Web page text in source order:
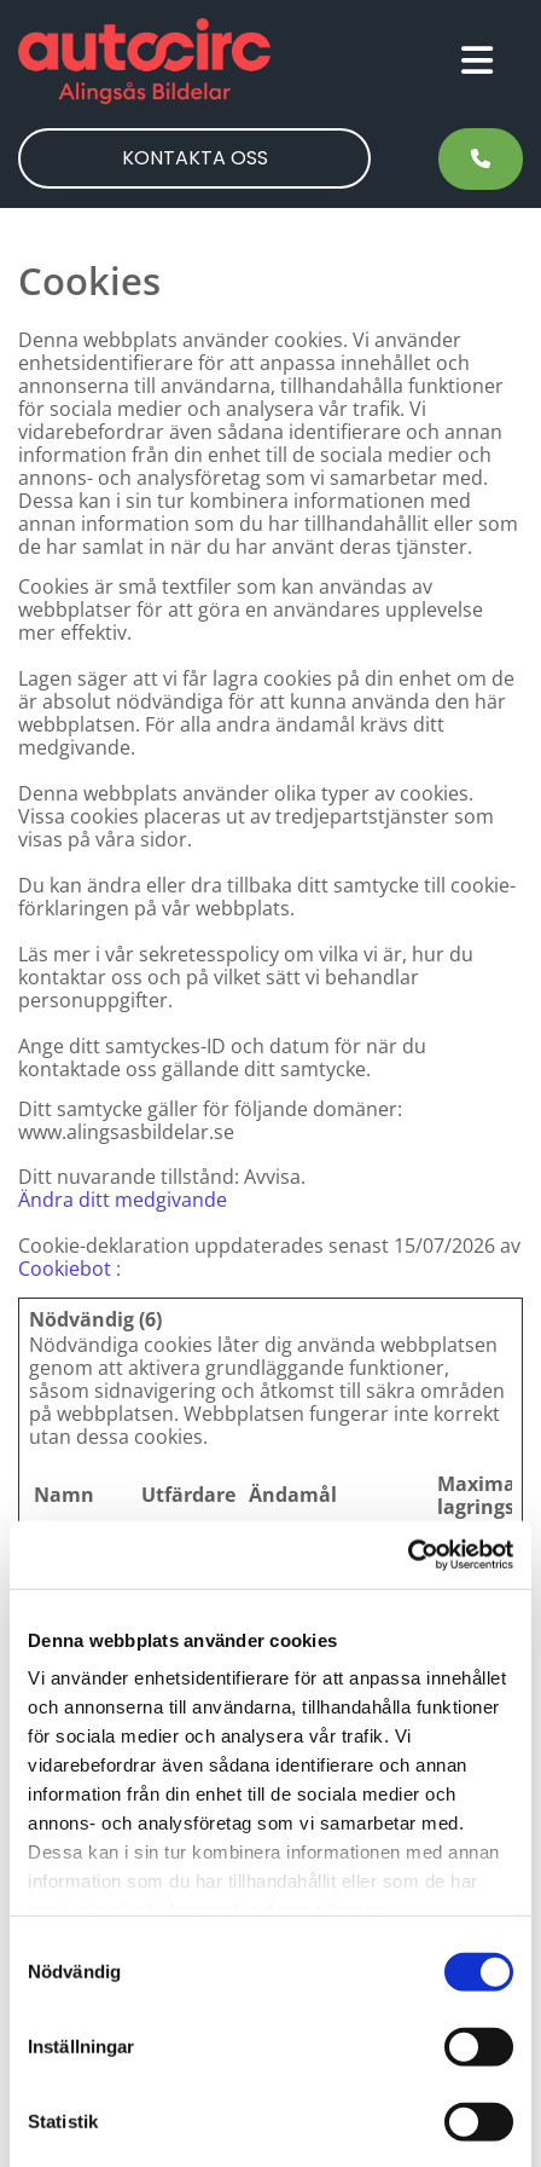
Denna webbplats använder cookies
Vi använder enhetsidentifierare för att anpassa innehållet
och annonserna till användarna, tillhandahålla funktioner
för sociala medier och analysera vår trafik. Vi
vidarebefordrar även sådana identifierare och annan
information från din enhet till de sociala medier och
annons- och analysföretag som vi samarbetar med.
Dessa kan i sin tur kombinera informationen med annan
information som du har tillhandahållit eller som de har
Nödvändig
Inställningar
Statistik
KONTAKTA OSS
Cookies
Denna webbplats använder cookies. Vi använder
enhetsidentifierare för att anpassa innehållet och
annonserna till användarna, tillhandahålla funktioner
för sociala medier och analysera vår trafik. Vi
vidarebefordrar även sådana identifierare och annan
information från din enhet till de sociala medier och
annons- och analysföretag som vi samarbetar med.
Dessa kan i sin tur kombinera informationen med
annan information som du har tillhandahållit eller som
de har samlat in när du har använt deras tjänster.
Cookies är små textfiler som kan användas av
webbplatser för att göra en användares upplevelse
mer effektiv.
Lagen säger att vi får lagra cookies på din enhet om de
är absolut nödvändiga för att kunna använda den här
webbplatsen. För alla andra ändamål krävs ditt
medgivande.
Denna webbplats använder olika typer av cookies.
Vissa cookies placeras ut av tredjepartstjänster som
visas på våra sidor.
Du kan ändra eller dra tillbaka ditt samtycke till cookie-
förklaringen på vår webbplats.
Läs mer i vår sekretesspolicy om vilka vi är, hur du
kontaktar oss och på vilket sätt vi behandlar
personuppgifter.
Ange ditt samtyckes-ID och datum för när du
kontaktade oss gällande ditt samtycke.
Ditt samtycke gäller för följande domäner:
www.alingsasbildelar.se
Ditt nuvarande tillstånd: Avvisa.
Ändra ditt medgivande
Cookie-deklaration uppdaterades senast 15/07/2026 av
Cookiebot :
Nödvändig (6)
Nödvändiga cookies låter dig använda webbplatsen
genom att aktivera grundläggande funktioner,
såsom sidnavigering och åtkomst till säkra områden
på webbplatsen. Webbplatsen fungerar inte korrekt
utan dessa cookies.
Namn Utfärdare Ändamål
Maximal
lagringstid
Elfsight
assets.cdn
mns.com
This cookie is used
between humans
beneficial for the
website, in order to
make valid reports
on the use of their
website.
1 dag
_cfuvid Elfsight
This cookie is a
part of the services
provided by
Cloudflare -
Including load-
balancing,
website content
Session
sent
1 år